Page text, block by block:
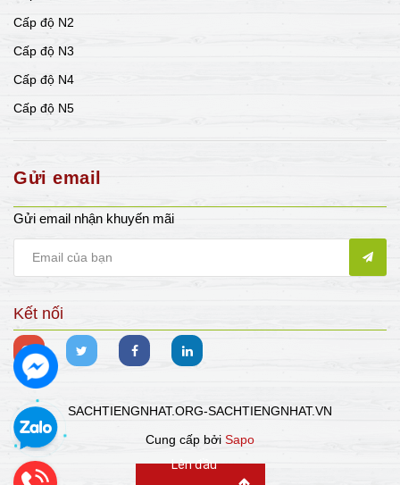
Cấp độ N2
Cấp độ N3
Cấp độ N4
Cấp độ N5
Gửi email
Gửi email nhận khuyến mãi
Kết nối
SACHTIENGNHAT.ORG-SACHTIENGNHAT.VN
Cung cấp bởi Sapo
Lên đầu